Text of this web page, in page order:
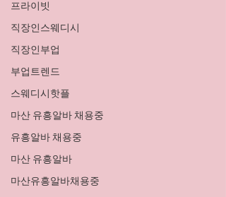
프라이빗
직장인스웨디시
직장인부업
부업트렌드
스웨디시핫플
마산 유흥알바 채용중
유흥알바 채용중
마산 유흥알바
마산유흥알바채용중